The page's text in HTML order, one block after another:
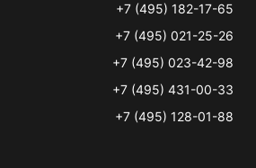
+7 (495) 182-17-65
+7 (495) 021-25-26
+7 (495) 023-42-98
+7 (495) 431-00-33
+7 (495) 128-01-88